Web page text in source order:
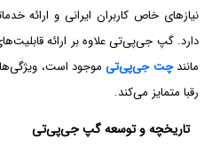
نیازهای خاص کاربران ایرانی و ارائه
دارد. گپ جی‌پی‌تی علاوه بر ارائه
مانندچت جی‌پی‌تیموجود است،
رقبا متمایز می‌کند.
تاریخچه و توسعه گپ جی‌پی‌تی